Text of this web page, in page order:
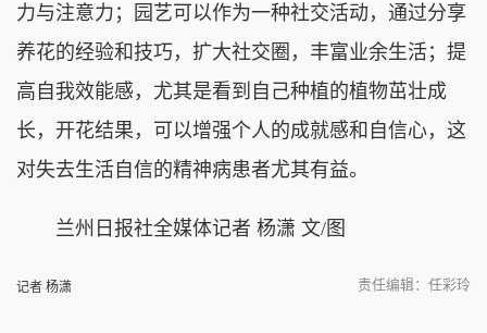
力与注意力；园艺可以作为一种社交活动，通过分享
养花的经验和技巧，扩大社交圈，丰富业余生活；提
高自我效能感，尤其是看到自己种植的植物茁壮成
长，开花结果，可以增强个人的成就感和自信心，这
对失去生活自信的精神病患者尤其有益。
兰州日报社全媒体记者 杨潇 文/图
记者 杨潇 责任编辑：任彩玲